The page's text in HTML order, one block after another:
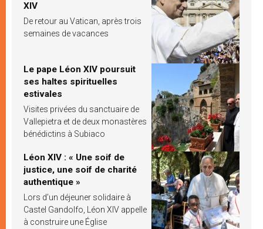
XIV
De retour au Vatican, après trois
semaines de vacances
Le pape Léon XIV poursuit
ses haltes spirituelles
estivales
Visites privées du sanctuaire de
Vallepietra et de deux monastères
bénédictins à Subiaco
Léon XIV : « Une soif de
justice, une soif de charité
authentique »
Lors d’un déjeuner solidaire à
Castel Gandolfo, Léon XIV appelle
à construire une Église